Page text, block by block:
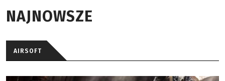
NAJNOWSZE
AIRSOFT